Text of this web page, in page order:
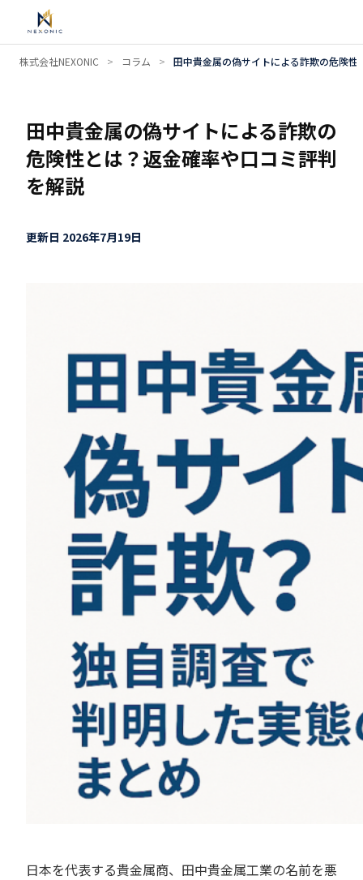
株式会社NEXONIC > コラム > 田中貴金属の偽サイトによる詐欺の危険
田中貴金属の偽サイトによる詐欺の
危険性とは？返金確率や口コミ評判
を解説
更新日 2026年7月19日
日本を代表する貴金属商、田中貴金属工業の名前を悪